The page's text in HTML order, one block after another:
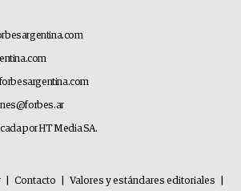
por HT Media SA.
Contacto Valores y estándares editoriales